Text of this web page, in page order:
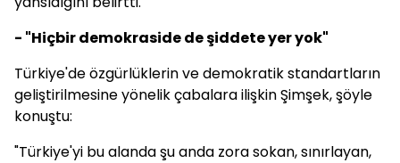
- "Hiçbir demokraside de şiddete yer yok"
Türkiye'de özgürlüklerin ve demokratik standartların
geliştirilmesine yönelik çabalara ilişkin Şimşek, şöyle
konuştu:
"Türkiye'yi bu alanda şu anda zora sokan, sınırlayan,